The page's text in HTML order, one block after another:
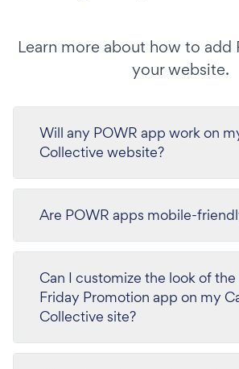
Learn more about how to add
your website.
Will any POWR app work on
Collective website?
Are POWR apps mobile-
Can I customize the look of
Friday Promotion app on my
Collective site?